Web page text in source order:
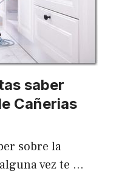
saber
Cañerias
sobre la
vez te …